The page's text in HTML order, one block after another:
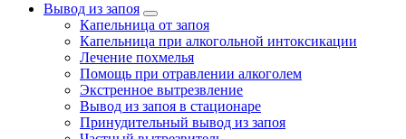
Вывод из запоя
Капельница от запоя
Капельница при алкогольной интоксикации
Лечение похмелья
Помощь при отравлении алкоголем
Экстренное вытрезвление
Вывод из запоя в стационаре
Принудительный вывод из запоя